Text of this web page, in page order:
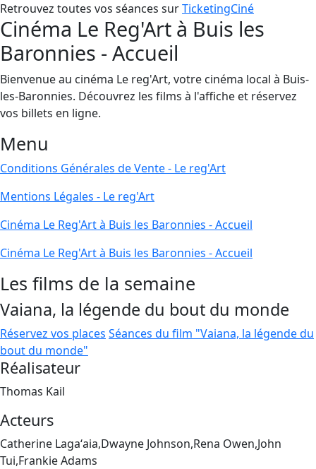
Retrouvez toutes vos séances surTicketingCiné
Cinéma Le Reg'Art à Buis les
Baronnies - Accueil
Bienvenue au cinéma Le reg'Art, votre cinéma local à Buis-
les-Baronnies. Découvrez les films à l'affiche et réservez
vos billets en ligne.
Menu
Conditions Générales de Vente - Le reg'Art
Mentions Légales - Le reg'Art
Cinéma Le Reg'Art à Buis les Baronnies - Accueil
Cinéma Le Reg'Art à Buis les Baronnies - Accueil
Les films de la semaine
Vaiana, la légende du bout du monde
Réservez vos places Séances du film "Vaiana, la légende du
bout du monde"
Réalisateur
Thomas Kail
Acteurs
Catherine Lagaʻaia,Dwayne Johnson,Rena Owen,John
Tui,Frankie Adams